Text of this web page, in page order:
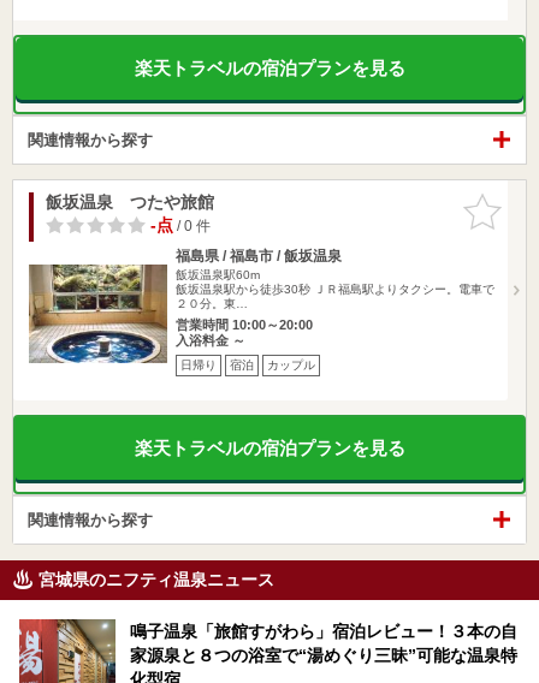
楽天トラベルの宿泊プランを見る
関連情報から探す
お気に入
りに追加
飯坂温泉 つたや旅館
-点/ 0 件
福島県 / 福島市 / 飯坂温泉
飯坂温泉駅60m
飯坂温泉駅から徒歩30秒 ＪＲ福島駅よりタクシー。電車で
２０分。東…
営業時間 10:00～20:00
入浴料金 ～
日帰り 宿泊 カップル
楽天トラベルの宿泊プランを見る
関連情報から探す
宮城県のニフティ温泉ニュース
鳴子温泉「旅館すがわら」宿泊レビュー！３本の自
家源泉と８つの浴室で“湯めぐり三昧”可能な温泉特
化型宿